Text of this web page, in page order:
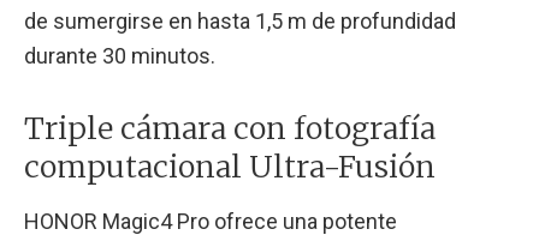
de sumergirse en hasta 1,5 m de profundidad
durante 30 minutos.
Triple cámara con fotografía
computacional Ultra-Fusión
HONOR Magic4 Pro ofrece una potente